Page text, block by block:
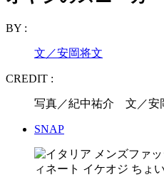
BY :
文／安岡将文
CREDIT :
写真／紀中祐介 文／安
SNAP